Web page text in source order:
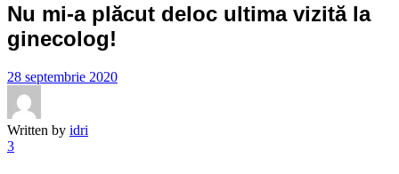
Nu mi-a plăcut deloc ultima vizită la
ginecolog!
28 septembrie 2020
Written by idri
3